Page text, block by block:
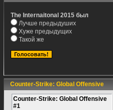
The Internaitonal 2015 был
Лучше предыдуших
Хуже предыдущих
Такой же
Counter-Strike: Global Offensive
Counter-Strike: Global Offensive
#1